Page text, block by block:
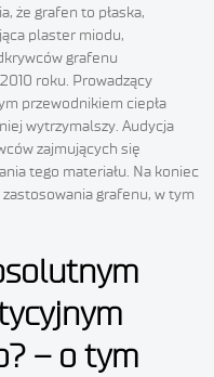
że grafen to płaska,
plaster miodu,
grafenu
roku. Prowadzący
przewodnikiem ciepła
wytrzymalszy. Audycja
zajmujących się
tego materiału. Na koniec
grafenu, w tym
– o tym